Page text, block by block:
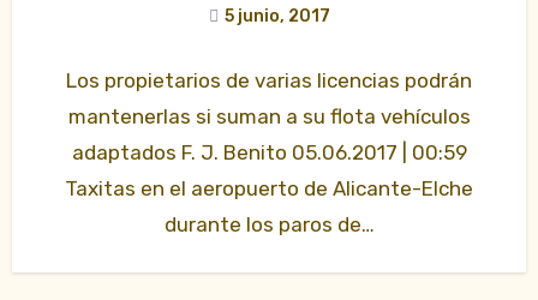
5 junio, 2017
Los propietarios de varias licencias podrán
mantenerlas si suman a su flota vehículos
adaptados F. J. Benito 05.06.2017 | 00:59
Taxitas en el aeropuerto de Alicante-Elche
durante los paros de…